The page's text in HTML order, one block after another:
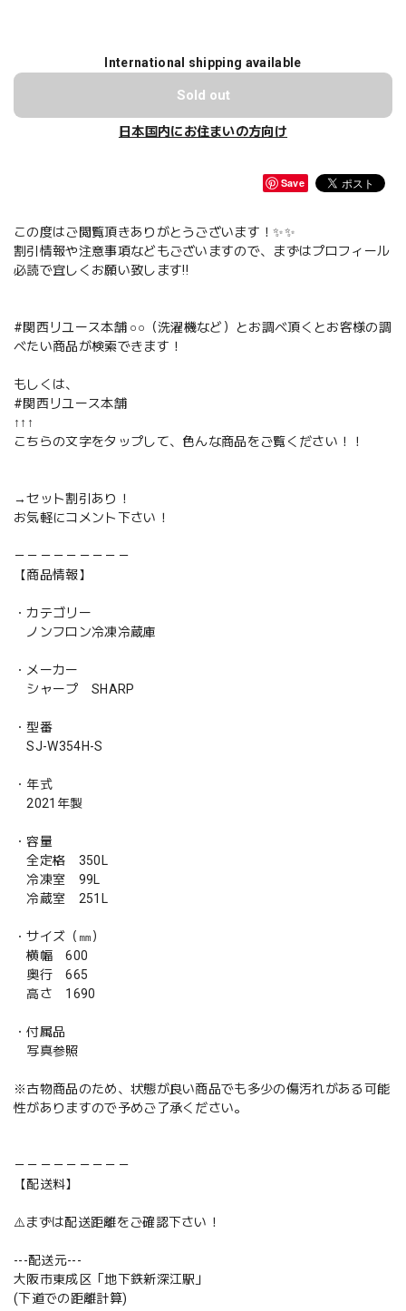
International shipping available
Sold out
日本国内にお住まいの方向け
Save
この度はご閲覧頂きありがとうございます！✨✨
割引情報や注意事項などもございますので、まずはプロフィール
必読で宜しくお願い致します‼️
#関西リユース本舗 ○○（洗濯機など）とお調べ頂くとお客様の調
べたい商品が検索できます！
もしくは、
#関西リユース本舗
↑↑↑
こちらの文字をタップして、色んな商品をご覧ください！！
→セット割引あり！
お気軽にコメント下さい！
－－－－－－－－－
【商品情報】
・カテゴリー
ノンフロン冷凍冷蔵庫
・メーカー
シャープ SHARP
・型番
SJ-W354H-S
・年式
2021年製
・容量
全定格 350L
冷凍室 99L
冷蔵室 251L
・サイズ（㎜）
横幅 600
奥行 665
高さ 1690
・付属品
写真参照
※古物商品のため、状態が良い商品でも多少の傷汚れがある可能
性がありますので予めご了承ください。
－－－－－－－－－
【配送料】
⚠️まずは配送距離をご確認下さい！
---配送元---
大阪市東成区「地下鉄新深江駅」
(下道での距離計算)